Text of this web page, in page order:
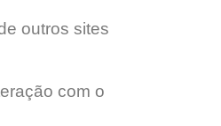
outros sites
com o